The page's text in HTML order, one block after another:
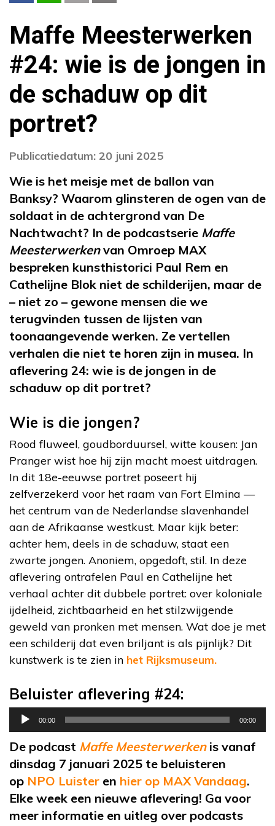
Maffe Meesterwerken
#24: wie is de jongen in
de schaduw op dit
portret?
Publicatiedatum: 20 juni 2025
Wie is het meisje met de ballon van
Banksy? Waarom glinsteren de ogen van de
soldaat in de achtergrond van De
Nachtwacht? In de podcastserie Maffe
Meesterwerkenvan Omroep MAX
bespreken kunsthistorici Paul Rem en
Cathelijne Blok niet de schilderijen, maar de
– niet zo – gewone mensen die we
terugvinden tussen de lijsten van
toonaangevende werken. Ze vertellen
verhalen die niet te horen zijn in musea. In
aflevering 24: wie is de jongen in de
schaduw op dit portret?
Wie is die jongen?
Rood fluweel, goudborduursel, witte kousen: Jan
Pranger wist hoe hij zijn macht moest uitdragen.
In dit 18e-eeuwse portret poseert hij
zelfverzekerd voor het raam van Fort Elmina —
het centrum van de Nederlandse slavenhandel
aan de Afrikaanse westkust. Maar kijk beter:
achter hem, deels in de schaduw, staat een
zwarte jongen. Anoniem, opgedoft, stil. In deze
aflevering ontrafelen Paul en Cathelijne het
verhaal achter dit dubbele portret: over koloniale
ijdelheid, zichtbaarheid en het stilzwijgende
geweld van pronken met mensen. Wat doe je met
een schilderij dat even briljant is als pijnlijk? Dit
kunstwerk is te zien in het Rijksmuseum.
Beluister aflevering #24:
Audiospeler
00:00 00:00
De podcast Maffe Meesterwerkenis vanaf
dinsdag 7 januari 2025 te beluisteren
op NPO Luister en hier op MAX Vandaag.
Elke week een nieuwe aflevering! Ga voor
meer informatie en uitleg over podcasts